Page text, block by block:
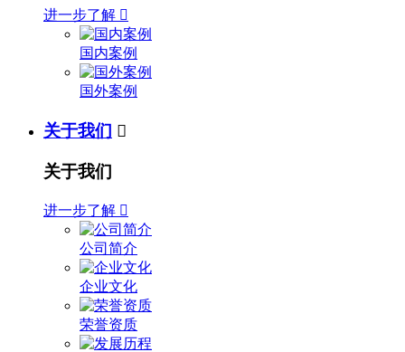
进一步了解 
国内案例
国外案例
关于我们 
关于我们
进一步了解 
公司简介
企业文化
荣誉资质